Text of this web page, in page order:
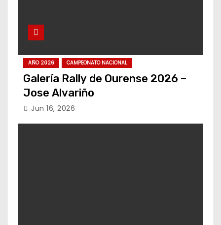
AÑO 2026 CAMPEONATO NACIONAL
Galería Rally de Ourense 2026 –
Jose Alvariño
Jun 16, 2026